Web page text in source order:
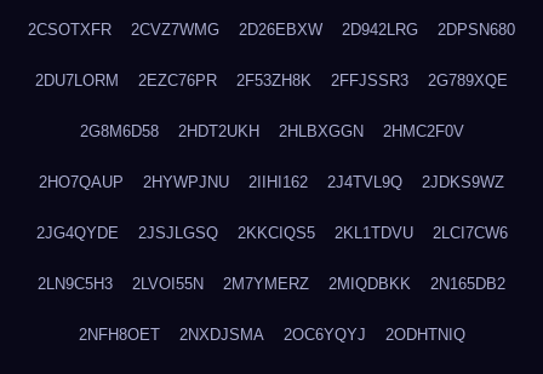
2CSOTXFR 2CVZ7WMG 2D26EBXW 2D942LRG 2DPSN680
2DU7LORM 2EZC76PR 2F53ZH8K 2FFJSSR3 2G789XQE
2G8M6D58 2HDT2UKH 2HLBXGGN 2HMC2F0V
2HO7QAUP 2HYWPJNU 2IIHI162 2J4TVL9Q 2JDKS9WZ
2JG4QYDE 2JSJLGSQ 2KKCIQS5 2KL1TDVU 2LCI7CW6
2LN9C5H3 2LVOI55N 2M7YMERZ 2MIQDBKK 2N165DB2
2NFH8OET 2NXDJSMA 2OC6YQYJ 2ODHTNIQ